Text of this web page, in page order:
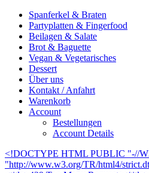
Spanferkel & Braten
Partyplatten & Fingerfood
Beilagen & Salate
Brot & Baguette
Vegan & Vegetarisches
Dessert
Über uns
Kontakt / Anfahrt
Warenkorb
Account
Bestellungen
Account Details
<!DOCTYPE HTML PUBLIC "-//
"http://www.w3.org/TR/html4/